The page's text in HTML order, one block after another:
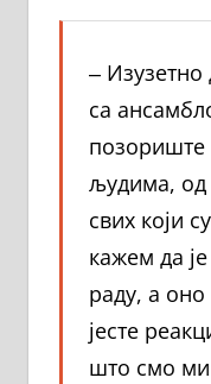
‒ Изузетно
са
позориште
људима, од
свих који
кажем да
раду, а
јесте
што смо ми